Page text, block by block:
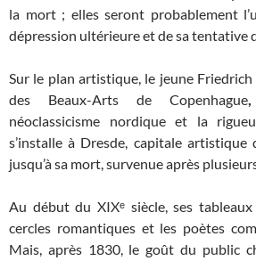
la mort ; elles seront probablement
dépression ultérieure et de sa tentative
Sur le plan artistique, le jeune Friedrich
des Beaux-Arts de Copenhague
néoclassicisme nordique et la
s’installe à Dresde, capitale
jusqu’à sa mort, survenue après
Au début du XIXᵉ siècle, ses
cercles romantiques et les poètes
Mais, après 1830, le goût du public